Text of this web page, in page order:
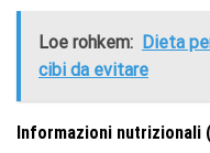
Loe rohkem: Dieta
cibi da evitare
Informazioni nutrizionali